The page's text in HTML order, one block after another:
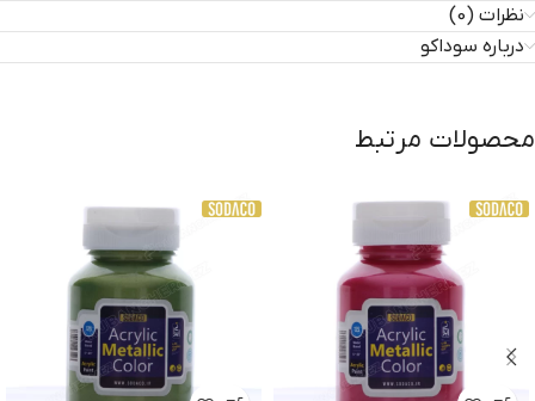
نظرات (0)
درباره سوداکو
محصولات مرتبط